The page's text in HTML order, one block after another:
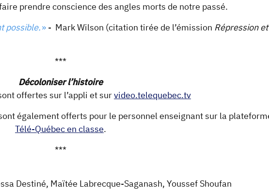
prendre conscience des angles morts de notre passé.
possible.» - Mark Wilson (citation tirée de l’émission Répression et
***
Décoloniser l’histoire
offertes sur l’appli et survideo.telequebec.tv
également offerts pour le personnel enseignant sur la
Télé-Québec en classe.
***
Destiné, Maïtée Labrecque-Saganash, Youssef Shoufan